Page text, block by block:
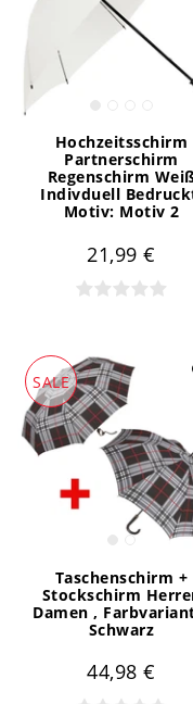
Hochzeitsschirm
Partnerschirm
Regenschirm
Indivduell
Motiv: Motiv 2
21,99 €
SALE
Taschenschirm +
Stockschirm
Damen ,
Schwarz
44,98 €